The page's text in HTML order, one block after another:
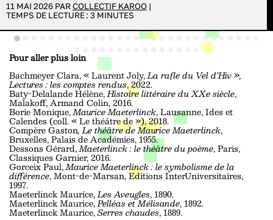
11 MAI 2026 PARCOLLECTIF KAROO |
TEMPS DE LECTURE : 3 MINUTES
Pour aller plus loin
Bachmeyer Clara, « Laurent Joly,La rafle du Vel d’Hiv »,
Lectures : les comptes rendus, 2022.
Baty-Delalande Hélène,Histoire littéraire du XXe siècle,
Malakoff, Armand Colin, 2016.
Borie Monique,Maurice Maeterlinck, Lausanne, Ides et
Calendes (coll. « Le théâtre de »), 2018.
Compère Gaston, Le théâtre de Maurice Maeterlinck,
Bruxelles, Palais de Académies, 1955.
Dessons Gérard,Maeterlinck : le théâtre du poème, Paris,
Classiques Garnier, 2016.
Gorceix Paul,Maurice Maeterlinck : le symbolisme de la
différence, Mont-de-Marsan, Editions InterUniversitaires,
1997.
Maeterlinck Maurice,Les Aveugles, 1890.
Maeterlinck Maurice,Pelléas et Mélisande, 1892.
Maeterlinck Maurice,Serres chaudes, 1889.